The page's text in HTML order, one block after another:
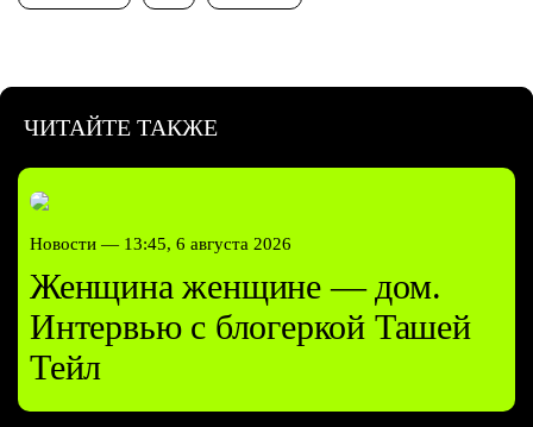
ЧИТАЙТЕ ТАКЖЕ
Новости — 13:45, 6 августа 2026
Женщина женщине — дом.
Интервью с блогеркой Ташей
Тейл